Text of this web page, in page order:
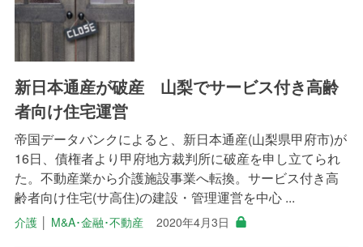
新日本通産が破産 山梨でサービス付き高齢
者向け住宅運営
帝国データバンクによると、新日本通産(山梨県甲府市)が
16日、債権者より甲府地方裁判所に破産を申し立てられ
た。不動産業から介護施設事業へ転換。サービス付き高
齢者向け住宅(サ高住)の建設・管理運営を中心 ...
介護│ M&A･金融･不動産 2020年4月3日